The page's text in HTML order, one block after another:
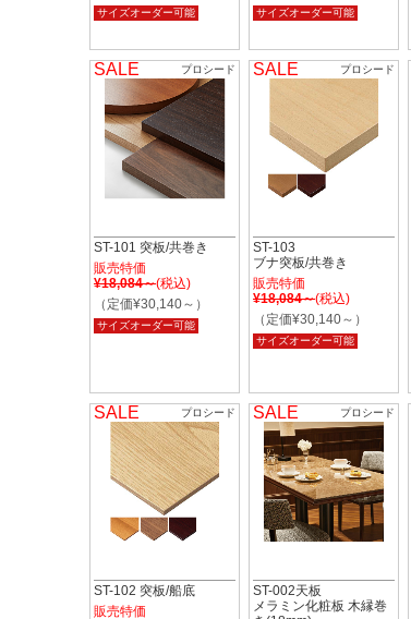
サイズオーダー可能 サイズオーダー可能
SALE プロシード
ST-101 突板/共巻き
販売特価
¥18,084～(税込)
（定価¥30,140～）
サイズオーダー可能
SALE プロシード
ST-103
ブナ突板/共巻き
販売特価
¥18,084～(税込)
（定価¥30,140～）
サイズオーダー可能
SALE プロシード
ST-102 突板/船底
販売特価
SALE プロシード
ST-002天板
メラミン化粧板 木縁巻